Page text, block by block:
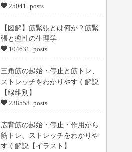
25041 posts
【図解】筋緊張とは何か？筋緊
張と痙性の生理学
104631 posts
三角筋の起始・停止と筋トレ、
ストレッチをわかりやすく解説
【線維別】
238558 posts
広背筋の起始・停止・作用から
筋トレ、ストレッチをわかりや
すく解説【イラスト】